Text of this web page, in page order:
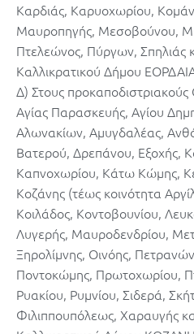
Καρδιάς, Καρυοχωρίου,
Μαυροπηγής, Μεσοβούνου,
Πτελεώνος, Πύργων, Σπηλιάς
Καλλικρατικού Δήμου
Δ) Στους προκαποδιστριακούς
Αγίας Παρασκευής, Αγίου
Αλωνακίων, Αμυγδαλέας,
Βατερού, Δρεπάνου, Εξοχής,
Καπνοχωρίου, Κάτω Κώμης,
Κοζάνης (τέως κοινότητα
Κοιλάδος, Κοντοβουνίου,
Λυγερής, Μαυροδενδρίου,
Ξηρολίμνης, Οινόης,
Ποντοκώμης, Πρωτοχωρίου,
Ρυακίου, Ρυμνίου, Σιδερά,
Φιλιππουπόλεως, Χαραυγής